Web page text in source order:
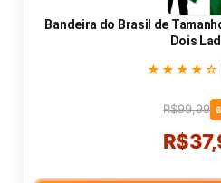
Bandeira do Brasil de
Dois
★★★★☆
R$99,99